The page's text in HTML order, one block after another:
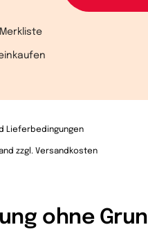
Lieferbedingungen
zzgl. Versandkosten
ohne